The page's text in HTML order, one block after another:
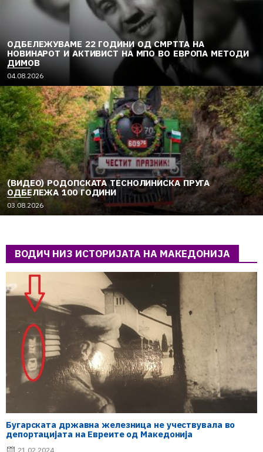
ОДБЕЛЕЖУВАМЕ 22 ГОДИНИ ОД СМРТТА НА
НОВИНАРОТ И АКТИВИСТ НА МПО ВО ЕВРОПА МЕТОДИ
ДИМОВ
04.08.2026
(ВИДЕО) РОДОПСКАТА ТЕСНОЛИНИСКА ПРУГА
ОДБЕЛЕЖА 100 ГОДИНИ
03.08.2026
ВОДИЧ НИЗ ИСТОРИЈАТА НА МАКЕДОНИЈА
Бугарската државна железница не учествувала во
депортацијата на Евреите од Македонија
21.02.2024